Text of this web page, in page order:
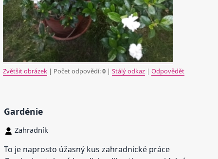
Zvětšit obrázek | Počet odpovědí:0 |Stálý odkaz |Odpovědět
Gardénie
Zahradník
To je naprosto úžasný kus zahradnické práce